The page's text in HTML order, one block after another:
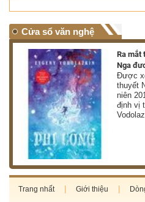
Cửa sổ văn nghệ
Ra mắt
Nga
Được
thuyết
niên
định vị
Trang nhất Giới thiệu